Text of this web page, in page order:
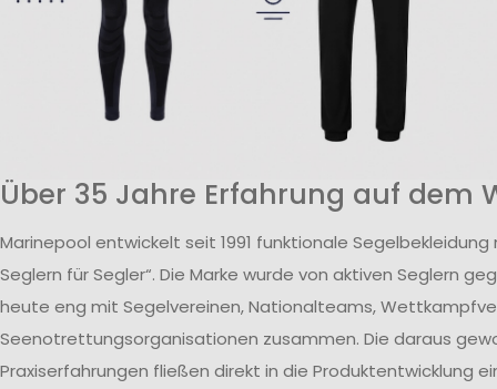
Über 35 Jahre Erfahrung auf dem
Marinepool entwickelt seit 1991 funktionale Segelbekleidung
Seglern für Segler“. Die Marke wurde von aktiven Seglern
heute eng mit Segelvereinen, Nationalteams,
Seenotrettungsorganisationen zusammen. Die daraus
Praxiserfahrungen fließen direkt in die Produktentwicklung